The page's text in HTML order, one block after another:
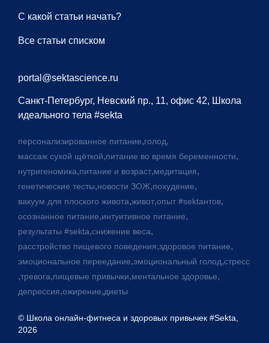
С какой статьи начать?
Все статьи списком
portal@sektascience.ru
Санкт-Петербург, Невский пр., 11, офис 42, Школа
идеального тела #sekta
персонализированное питание,голод,
массаж сухой щёткой,питание во время беременности,
нутригеномика,питание и возраст,медитация,
генетические тесты,новости ЗОЖ,похудение,
вакуум для плоского живота,живот,опыт #sektaнтов,
осознанное питание,интуитивное питание,
результаты #sekta,снижение веса,
расстройство пищевого поведения,здоровое питание,
эмоциональное переедание,эмоциональный голод,стресс
,тревога,пищевые привычки,ментальное здоровье,
депрессия,ожирение,диеты
© Школа онлайн-фитнеса и здоровых привычек #Sekta,
2026